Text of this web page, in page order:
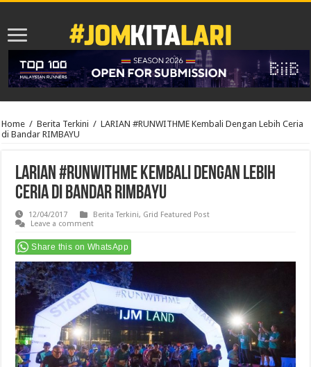
Home / Berita Terkini / LARIAN #RUNWITHME Kembali Dengan Lebih Ceria
di Bandar RIMBAYU
LARIAN #RUNWITHME Kembali Dengan Lebih
Ceria di Bandar RIMBAYU
12/04/2017 Berita Terkini, Grid Featured Post
Leave a comment
Share this on WhatsApp